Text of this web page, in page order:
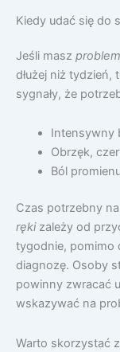
Kiedy udać się do
Jeśli masz
dłużej niż tydzień,
sygnały, że
Intensywny
Obrzęk,
Ból
Czas potrzebny na
rękizależy od
tygodnie, pomimo
diagnozę. Osoby
powinny zwracać
wskazywać na
Warto skorzystać